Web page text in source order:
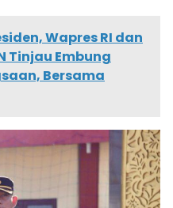
Wapres RI dan
Tinjau Embung
Bersama